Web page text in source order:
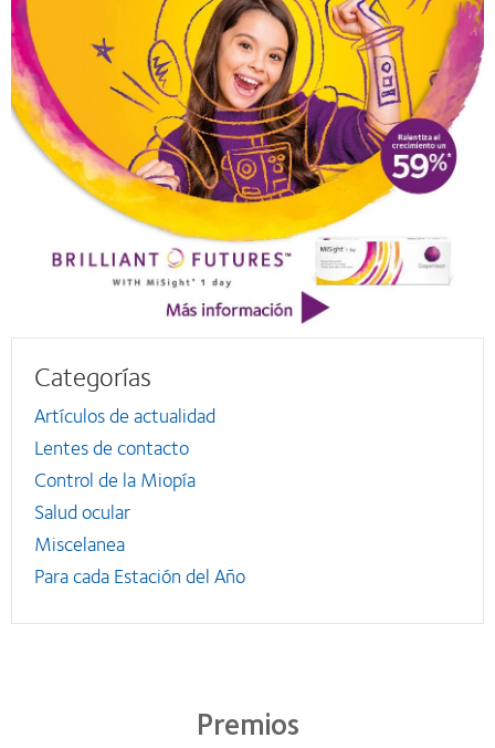
Categorías
Artículos de actualidad
Lentes de contacto
Control de la Miopía
Salud ocular
Miscelanea
Para cada Estación del Año
Premios